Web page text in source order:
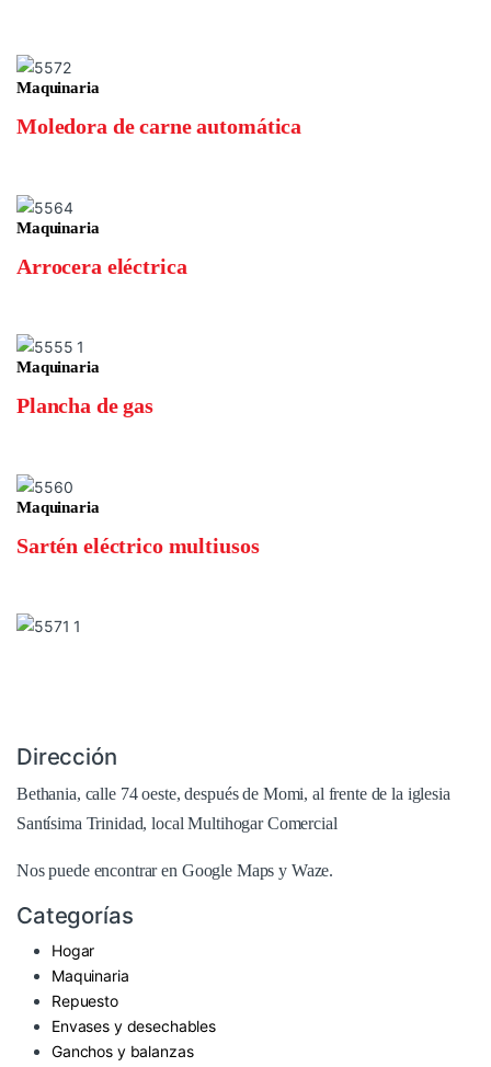
Maquinaria
Moledora de carne automática
Maquinaria
Arrocera eléctrica
Maquinaria
Plancha de gas
Maquinaria
Sartén eléctrico multiusos
Dirección
Bethania, calle 74 oeste, después de Momi, al frente de la iglesia
Santísima Trinidad, local Multihogar Comercial
Nos puede encontrar en Google Maps y Waze.
Categorías
Hogar
Maquinaria
Repuesto
Envases y desechables
Ganchos y balanzas